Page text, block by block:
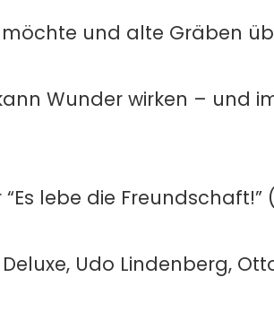
und alte Gräben
Wunder wirken – und
lebe die Freundschaft!”
Udo Lindenberg,